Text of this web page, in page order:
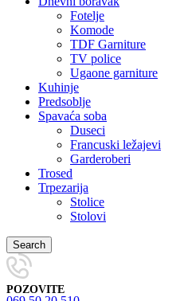
Fotelje
Komode
TDF Garniture
TV police
Ugaone garniture
Kuhinje
Predsoblje
Spavaća soba
Duseci
Francuski ležajevi
Garderoberi
Trosed
Trpezarija
Stolice
Stolovi
Search
POZOVITE